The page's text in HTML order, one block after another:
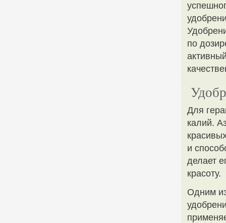
по
Для
калий.
и
делает
красоту.
Одним